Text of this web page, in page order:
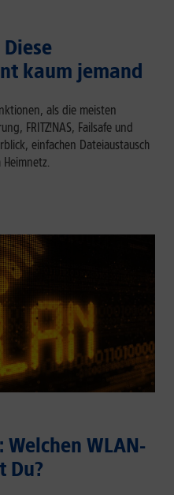
Diese
kaum jemand
als die meisten
FRITZ!NAS, Failsafe und
einfachen Dateiaustausch
WLAN-
Du?